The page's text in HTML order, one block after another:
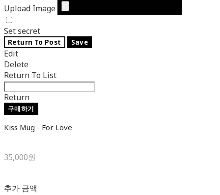
Upload Image
Set secret
Return To Post Save
Edit
Delete
Return To List
Return
구매하기
Kiss Mug - For Love
35,000원
추가 금액